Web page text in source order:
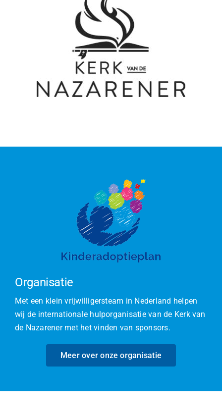
Organisatie
Met een klein vrijwilligersteam in Nederland helpen
wij de internationale hulporganisatie van de Kerk van
de Nazarener met het vinden van sponsors.
Meer over onze organisatie